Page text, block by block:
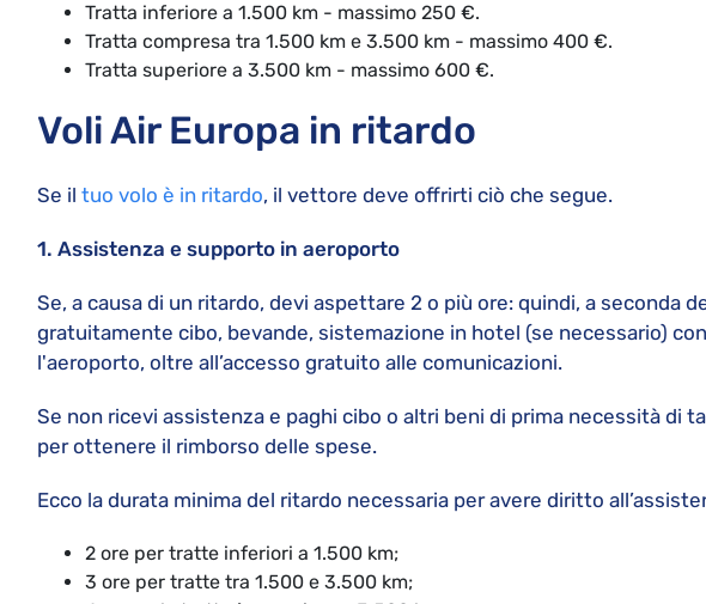
Tratta inferiore a 1.500 km - massimo 250 €.
Tratta compresa tra 1.500 km e 3.500 km - massimo 400 €.
Tratta superiore a 3.500 km - massimo 600 €.
Voli Air Europa in ritardo
Se il tuo volo è in ritardo, il vettore deve offrirti ciò che segue.
1. Assistenza e supporto in aeroporto
Se, a causa di un ritardo, devi aspettare 2 o più ore: quindi, a seconda
gratuitamente cibo, bevande, sistemazione in hotel (se necessario)
l'aeroporto, oltre all’accesso gratuito alle comunicazioni.
Se non ricevi assistenza e paghi cibo o altri beni di prima necessità di
per ottenere il rimborso delle spese.
Ecco la durata minima del ritardo necessaria per avere diritto
2 ore per tratte inferiori a 1.500 km;
3 ore per tratte tra 1.500 e 3.500 km;